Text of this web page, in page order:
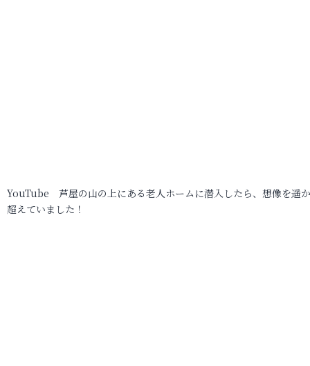
YouTube 芦屋の山の上にある老人ホームに潜入したら、想像を遥
超えていました！